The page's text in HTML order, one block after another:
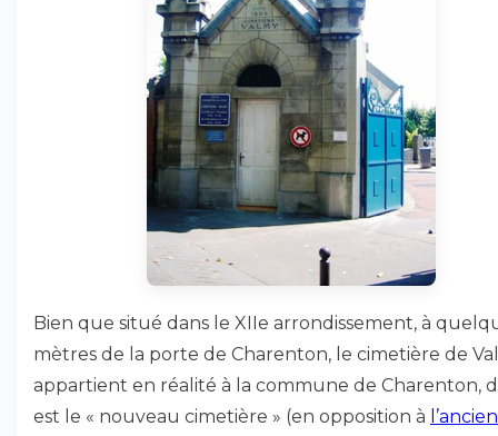
Bien que situé dans le XIIe arrondissement, à
mètres de la porte de Charenton, le cimetière de
appartient en réalité à la commune de Charenton,
est le « nouveau cimetière » (en opposition à l’ancien